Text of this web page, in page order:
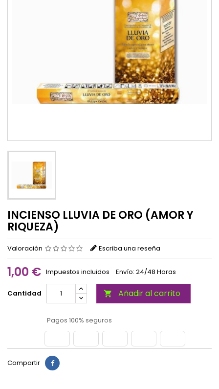
INCIENSO LLUVIA DE ORO (AMOR Y
RIQUEZA)
Valoración Escriba una reseña
1,00 € Impuestos incluidos Envío: 24/48 Horas
Cantidad  Añadir al carrito
Pagos 100% seguros
Compartir